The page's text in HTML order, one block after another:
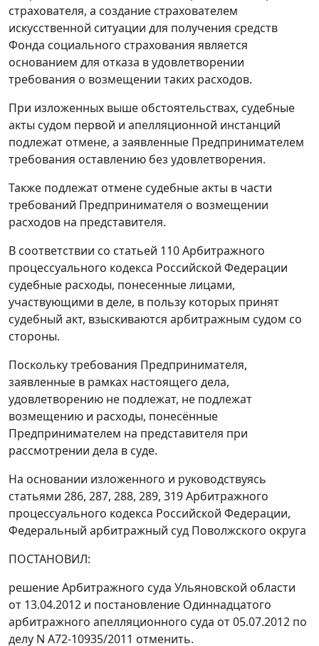
страхователя, а создание страхователем
искусственной ситуации для получения средств
Фонда социального страхования является
основанием для отказа в удовлетворении
требования о возмещении таких расходов.
При изложенных выше обстоятельствах, судебные
акты судом первой и апелляционной инстанций
подлежат отмене, а заявленные Предпринимателем
требования оставлению без удовлетворения.
Также подлежат отмене судебные акты в части
требований Предпринимателя о возмещении
расходов на представителя.
В соответствии со статьей 110Арбитражного
процессуального кодекса Российской Федерации
судебные расходы, понесенные лицами,
участвующими в деле, в пользу которых принят
судебный акт, взыскиваются арбитражным судом со
стороны.
Поскольку требования Предпринимателя,
заявленные в рамках настоящего дела,
удовлетворению не подлежат, не подлежат
возмещению и расходы, понесённые
Предпринимателем на представителя при
рассмотрении дела в суде.
На основании изложенного и руководствуясь
статьями 286, 287, 288, 289, 319Арбитражного
процессуального кодекса Российской Федерации,
Федеральный арбитражный суд Поволжского округа
ПОСТАНОВИЛ:
решениеАрбитражного суда Ульяновской области
от 13.04.2012 и постановление Одиннадцатого
арбитражного апелляционного суда от 05.07.2012 по
делу N А72-10935/2011 отменить.